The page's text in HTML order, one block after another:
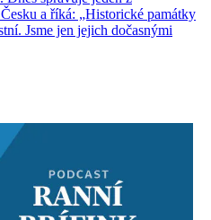
a říká: „Historické památky
Jsme jen jejich dočasnými